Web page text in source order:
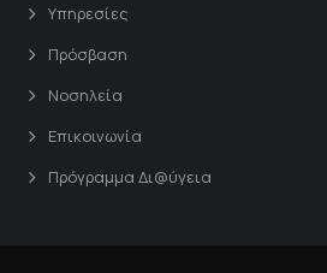
Υπηρεσίες
Πρόσβαση
Νοσηλεία
Επικοινωνία
Πρόγραμμα Δι@ύγεια